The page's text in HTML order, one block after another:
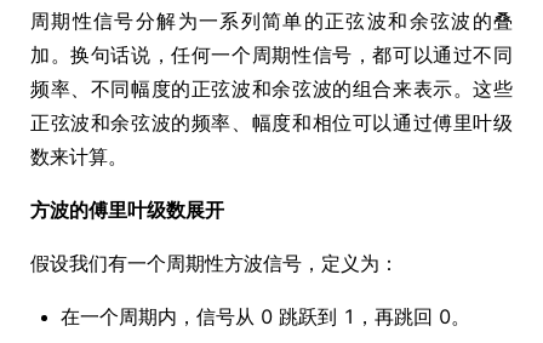
周期性信号分解为一系列简单的正弦波和余弦波的叠
加。换句话说，任何一个周期性信号，都可以通过不同
频率、不同幅度的正弦波和余弦波的组合来表示。这些
正弦波和余弦波的频率、幅度和相位可以通过傅里叶级
数来计算。
方波的傅里叶级数展开
假设我们有一个周期性方波信号，定义为：
在一个周期内，信号从 0 跳跃到 1，再跳回 0。